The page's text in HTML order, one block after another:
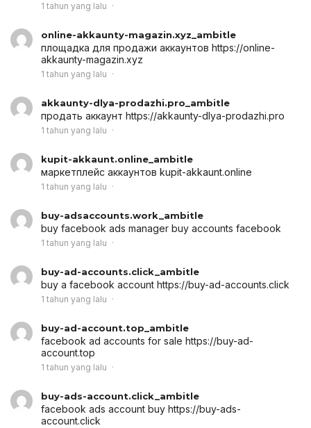
1 tahun yang lalu
online-akkaunty-magazin.xyz_ambitle
площадка для продажи аккаунтов https://online-
akkaunty-magazin.xyz
1 tahun yang lalu
akkaunty-dlya-prodazhi.pro_ambitle
продать аккаунт https://akkaunty-dlya-prodazhi.pro
1 tahun yang lalu
kupit-akkaunt.online_ambitle
маркетплейс аккаунтов kupit-akkaunt.online
1 tahun yang lalu
buy-adsaccounts.work_ambitle
buy facebook ads manager buy accounts facebook
1 tahun yang lalu
buy-ad-accounts.click_ambitle
buy a facebook account https://buy-ad-accounts.click
1 tahun yang lalu
buy-ad-account.top_ambitle
facebook ad accounts for sale https://buy-ad-
account.top
1 tahun yang lalu
buy-ads-account.click_ambitle
facebook ads account buy https://buy-ads-
account.click